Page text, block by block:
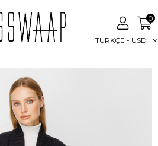
TÜRKÇE - USD
0